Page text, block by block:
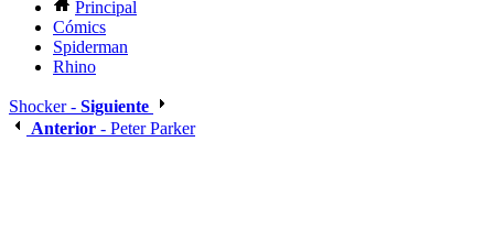
Principal
Cómics
Spiderman
Rhino
Shocker - Siguiente
Anterior - Peter Parker